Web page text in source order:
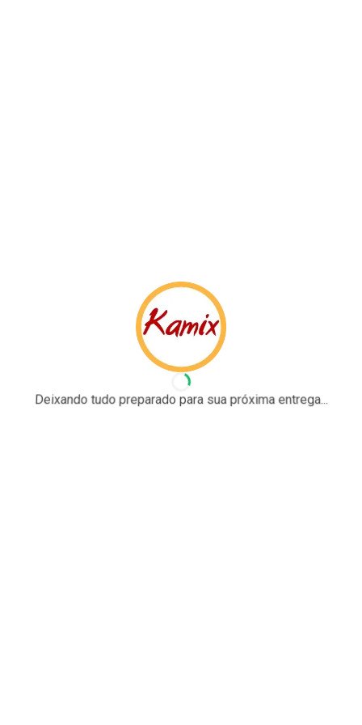
Deixando tudo preparado para sua próxima entrega...